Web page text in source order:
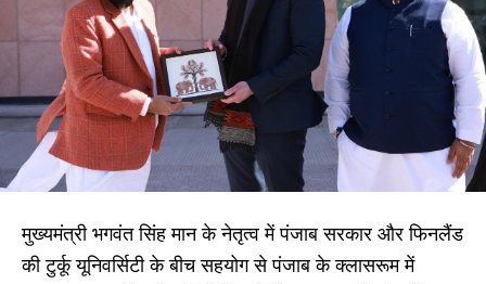
मुख्यमंत्री भगवंत सिंह मान के नेतृत्व में पंजाब सरकार और फिनलैंड
की टुर्कू यूनिवर्सिटी के बीच सहयोग से पंजाब के क्लासरूम में